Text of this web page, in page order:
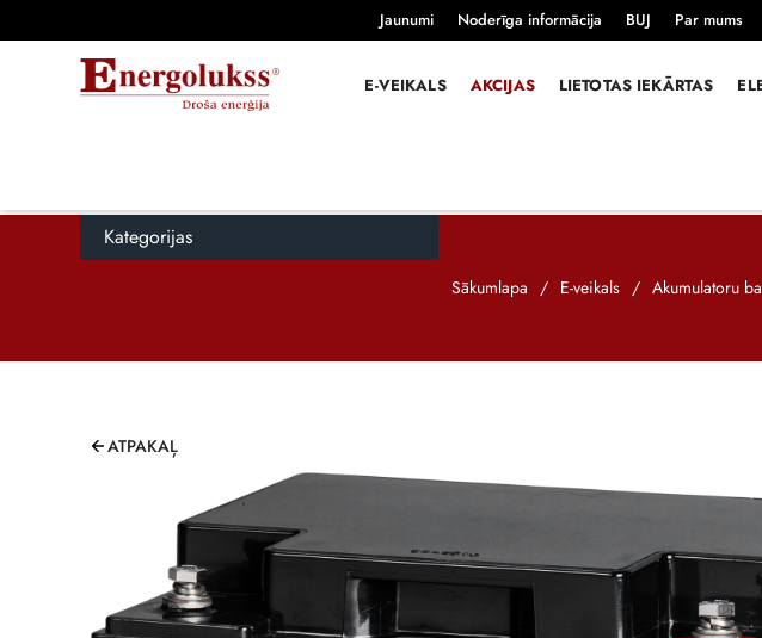
Jaunumi Noderīga informācija BUJ Par mums
E-VEIKALS AKCIJAS LIETOTAS IEKĀRTAS
Kategorijas
Sākumlapa / E-veikals / Akumulatoru
ATPAKAĻ